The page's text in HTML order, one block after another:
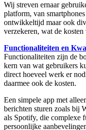
Wij streven ernaar
platform, van
ontwikkeltijd maar ook
verzekeren, wat de
Functionaliteiten en
Functionaliteiten zijn de
kern van wat gebruikers
direct hoeveel werk er
daarmee ook de kosten.
Een simpele app met
berichten sturen zoals bij
als Spotify, die complexe
persoonlijke